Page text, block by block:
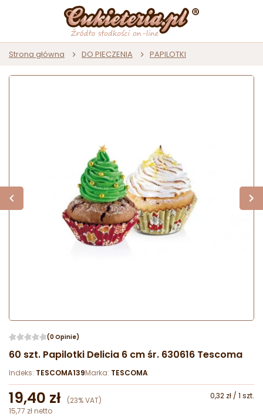
Strona główna DO PIECZENIA PAPILOTKI
(0 Opinie)
60 szt. Papilotki Delicia 6 cm śr. 630616 Tescoma
Indeks: TESCOMA139Marka: TESCOMA
19,40 zł (23% VAT)
0,32 zł / 1 szt.
15,77 zł netto